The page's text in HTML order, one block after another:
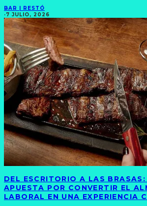
BAR | RESTÓ
·7 JULIO, 2026
DEL ESCRITORIO A LAS
APUESTA POR CONVERTIR EL
LABORAL EN UNA EXPERIENCIA